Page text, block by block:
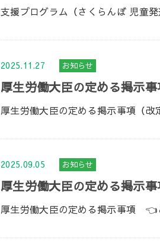
支援プログラム（さくらんぼ 児童
2025.11.27 お知らせ
厚生労働大臣の定める掲示事
厚生労働大臣の定める掲示事項（
2025.09.05 お知らせ
厚生労働大臣の定める掲示事
厚生労働大臣の定める掲示事項 👈